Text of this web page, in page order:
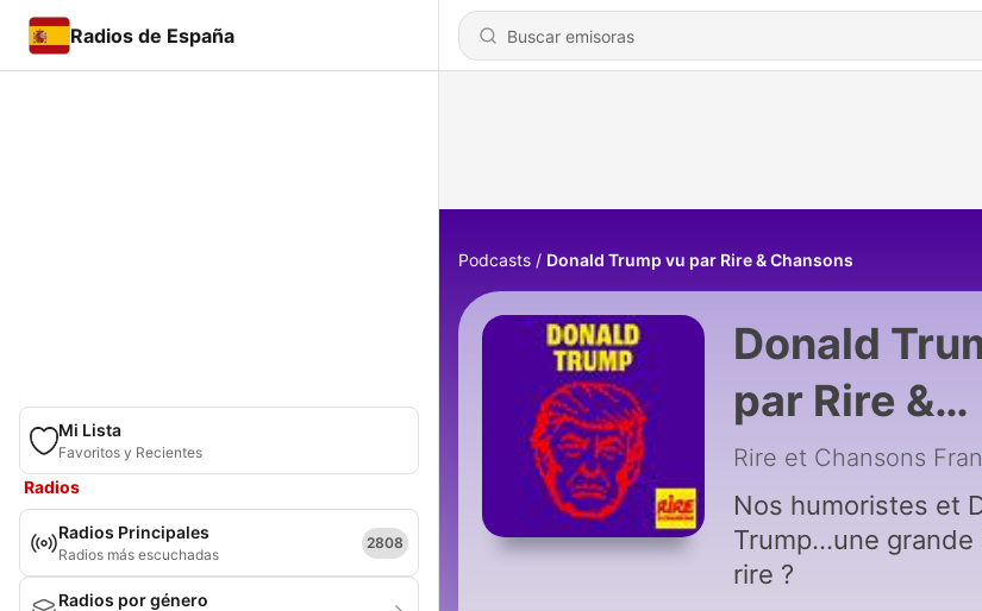
Radios de España
Mi Lista
Favoritos y Recientes
Radios
Radios Principales
Radios más escuchadas
2808
Radios por género
Podcasts Donald Trump vu par Rire & Chansons
Donald
par Rire &
Chansons
Rire et Chansons
Nos humoristes et
Trump...une
rire ?